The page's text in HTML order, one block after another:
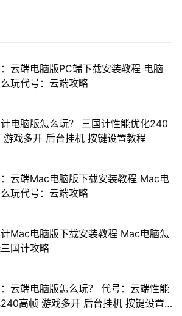
云端电脑版PC端下载安装教程 电脑
玩代号：云端攻略
电脑版怎么玩？ 三国计性能优化240
游戏多开 后台挂机 按键设置教程
云端Mac电脑版下载安装教程 Mac电
玩代号：云端攻略
Mac电脑版下载安装教程 Mac电脑怎
国计攻略
云端电脑版怎么玩？ 代号：云端性能
高帧 游戏多开 后台挂机 按键设置